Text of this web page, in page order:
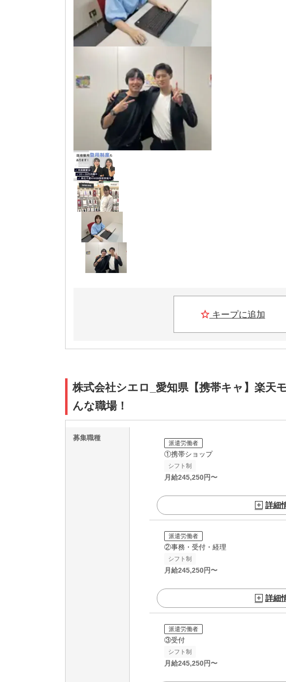
キープに追加
株式会社シエロ_愛知県【携帯キャ】楽天
んな職場！
募集職種
派遣労働者
①携帯ショップ
シフト制
月給245,250円〜
詳細
派遣労働者
②事務・受付・経理
シフト制
月給245,250円〜
詳細
派遣労働者
③受付
シフト制
月給245,250円〜